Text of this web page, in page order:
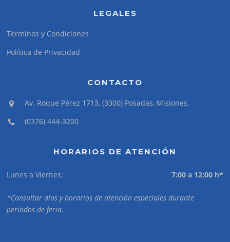
LEGALES
Términos y Condiciones
Política de Privacidad
CONTACTO
Av. Roque Pérez 1713, (3300) Posadas, Misiones.
(0376) 444-3200
HORARIOS DE ATENCIÓN
Lunes a Viernes: 7:00 a 12:00 h*
*Consultar días y horarios de atención especiales durante
periodos de feria.